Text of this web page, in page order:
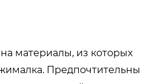
материалы, из которых
Предпочтительны